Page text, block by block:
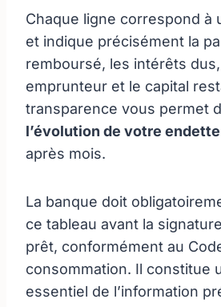
Chaque ligne correspond à
et indique précisément la
remboursé, les intérêts dus,
emprunteur et le capital
transparence vous permet
l’évolution de votre
après mois.
La banque doit
ce tableau avant la
prêt, conformément au
consommation. Il constitue
essentiel de l’information